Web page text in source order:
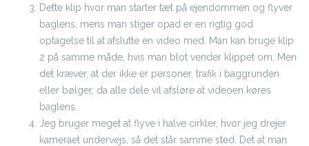
Dette klip hvor man starter tæt på ejendommen og flyver
baglens, mens man stiger opad er en rigtig god
optagelse til at afslutte en video med. Man kan bruge klip
2 på samme måde, hvis man blot vender klippet om. Men
det kræver, at der ikke er personer, trafik i baggrunden
eller bølger, da alle dele vil afsløre at videoen køres
baglens.
Jeg bruger meget at flyve i halve cirkler, hvor jeg drejer
kameraet undervejs, så det står samme sted. Det at man